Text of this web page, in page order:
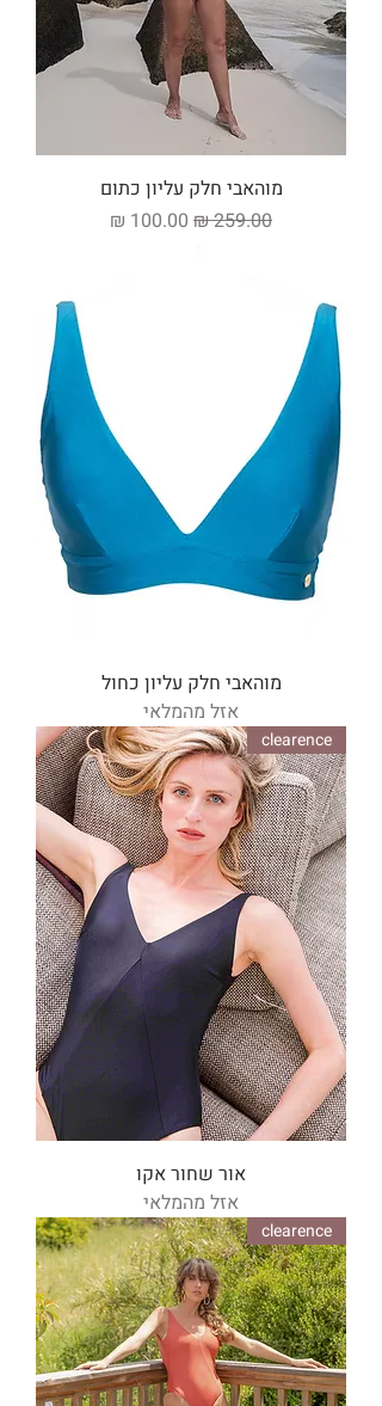
מוהאבי חלק עליון כתום
מחיר רגיל מחיר מבצע
מוהאבי חלק עליון כחול
אזל מהמלאי
clearence
אור שחור אקו
אזל מהמלאי
clearence